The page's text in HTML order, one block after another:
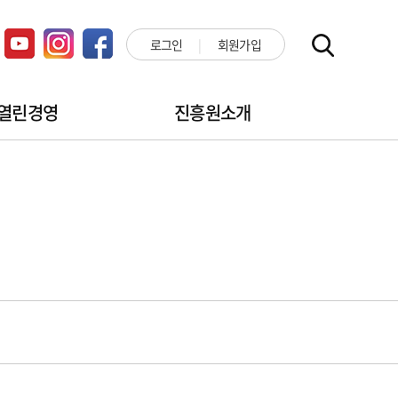
로그인 회원가입
린경영 진흥원소개